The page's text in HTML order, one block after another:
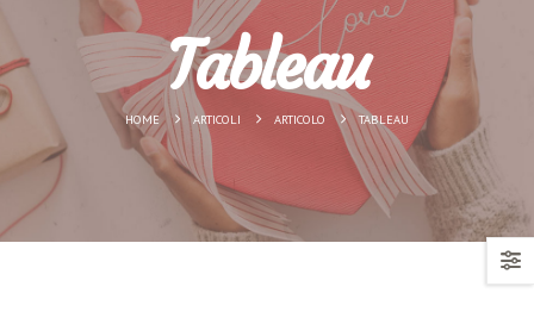
Tableau
HOME ARTICOLI ARTICOLO TABLEAU
Servizi per cerimonie
Articoli da regalo
Wedding planner
Party
Tableau
Partecipazioni